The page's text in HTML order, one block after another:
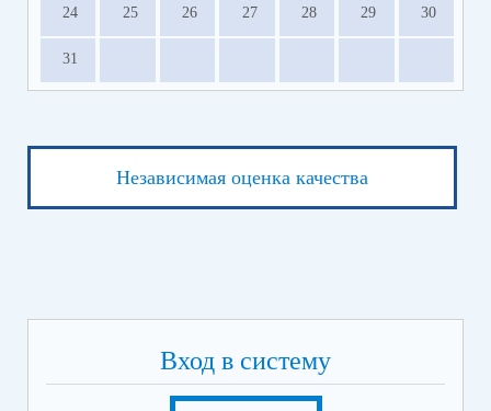
24 25 26 27 28 29 30
31
Независимая оценка качества
Вход в систему